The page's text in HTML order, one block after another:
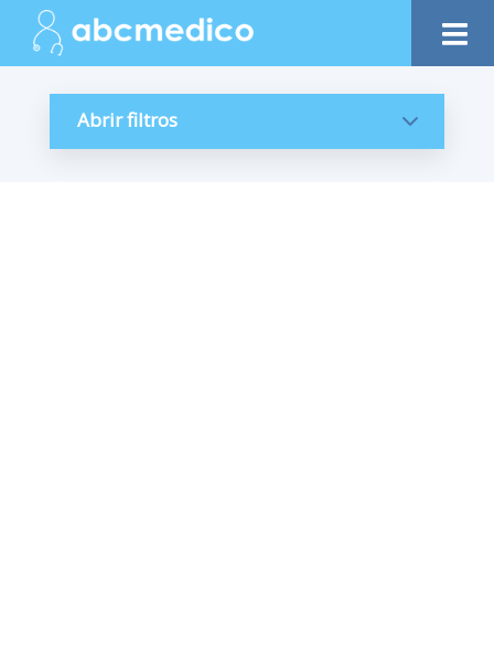
Abrir filtros